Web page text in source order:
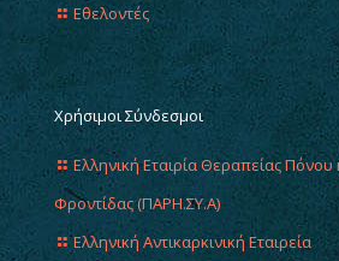
Εθελοντές
Χρήσιμοι Σύνδεσμοι
Ελληνική Εταιρία Θεραπείας
Φροντίδας (ΠΑΡΗ.ΣΥ.Α)
Ελληνική Αντικαρκινική Εταιρεία